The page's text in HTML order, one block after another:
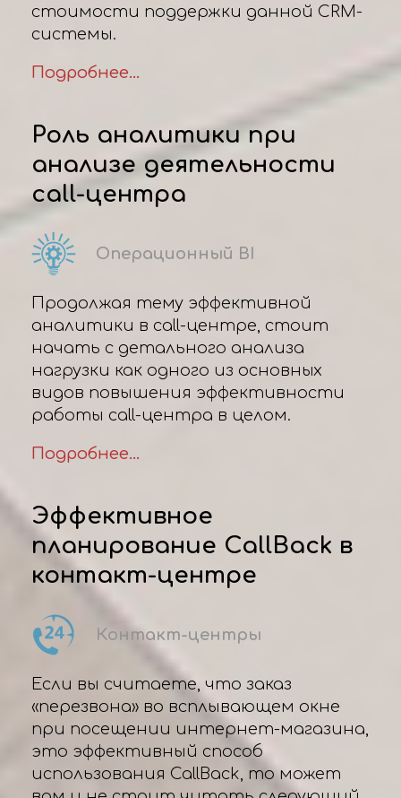
стоимости поддержки данной CRM-
системы.
Подробнее...
Роль аналитики при
анализе деятельности
call-центра
Операционный BI
Продолжая тему эффективной
аналитики в call-центре, стоит
начать с детального анализа
нагрузки как одного из основных
видов повышения эффективности
работы call-центра в целом.
Подробнее...
Эффективное
планирование CallBack в
контакт-центре
Контакт-центры
Если вы считаете, что заказ
«перезвона» во всплывающем окне
при посещении интернет-магазина,
это эффективный способ
использования CallBack, то может